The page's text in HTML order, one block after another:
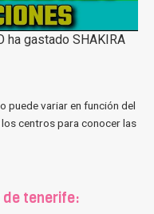
ha gastado SHAKIRA
puede variar en función del
centros para conocer las
de tenerife: